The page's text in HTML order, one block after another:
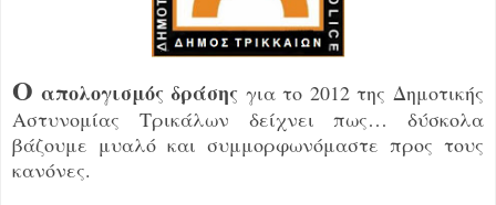
Ο απολογισμός δράσης για το 2012 της Δημοτικής
Αστυνομίας Τρικάλων δείχνει πως… δύσκολα
βάζουμε μυαλό και συμμορφωνόμαστε προς τους
κανόνες.